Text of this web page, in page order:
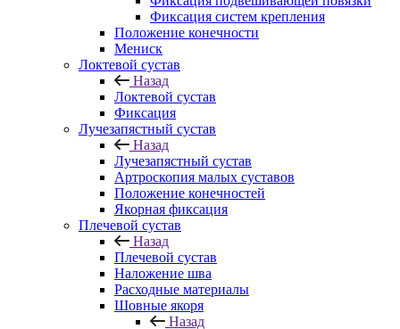
Фиксация систем крепления
Положение конечности
Мениск
Локтевой сустав
Назад
Локтевой сустав
Фиксация
Лучезапястный сустав
Назад
Лучезапястный сустав
Артроскопия малых суставов
Положение конечностей
Якорная фиксация
Плечевой сустав
Назад
Плечевой сустав
Наложение шва
Расходные материалы
Шовные якоря
Назад